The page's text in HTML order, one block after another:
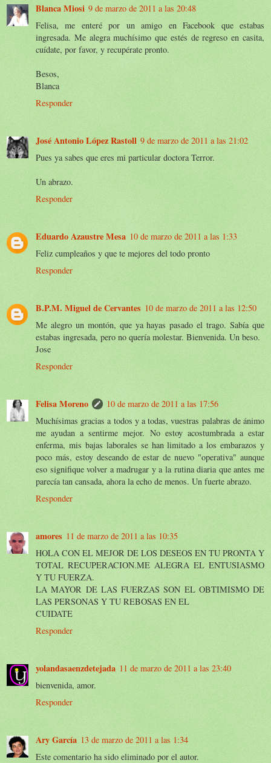
Blanca Miosi 9 de marzo de 2011 a las 20:48
Felisa, me enteré por un amigo en Facebook que estabas
ingresada. Me alegra muchísimo que estés de regreso en casita,
cuídate, por favor, y recupérate pronto.
Besos,
Blanca
Responder
José Antonio López Rastoll 9 de marzo de 2011 a las 21:02
Pues ya sabes que eres mi particular doctora Terror.
Un abrazo.
Responder
Eduardo Azaustre Mesa 10 de marzo de 2011 a las 1:33
Feliz cumpleaños y que te mejores del todo pronto
Responder
B.P.M. Miguel de Cervantes 10 de marzo de 2011 a las 12:50
Me alegro un montón, que ya hayas pasado el trago. Sabía que
estabas ingresada, pero no quería molestar. Bienvenida. Un beso.
Jose
Responder
Felisa Moreno
10 de marzo de 2011 a las 17:56
Muchísimas gracias a todos y a todas, vuestras palabras de ánimo
me ayudan a sentirme mejor. No estoy acostumbrada a estar
enferma, mis bajas laborales se han limitado a los embarazos y
poco más, estoy deseando de estar de nuevo "operativa" aunque
eso signifique volver a madrugar y a la rutina diaria que antes me
parecía tan cansada, ahora la echo de menos. Un fuerte abrazo.
Responder
amores 11 de marzo de 2011 a las 10:35
HOLA CON EL MEJOR DE LOS DESEOS EN TU PRONTA Y
TOTAL RECUPERACION.ME ALEGRA EL ENTUSIASMO
Y TU FUERZA.
LA MAYOR DE LAS FUERZAS SON EL OBTIMISMO DE
LAS PERSONAS Y TU REBOSAS EN EL
CUIDATE
Responder
yolandasaenzdetejada 11 de marzo de 2011 a las 23:40
bienvenida, amor.
Responder
Ary García 13 de marzo de 2011 a las 1:34
Este comentario ha sido eliminado por el autor.